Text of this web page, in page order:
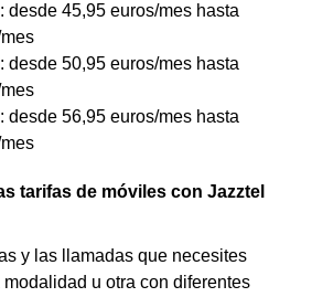
desde 45,95 euros/mes hasta
desde 50,95 euros/mes hasta
desde 56,95 euros/mes hasta
tarifas de móviles con Jazztel
y las llamadas que necesites
u otra con diferentes